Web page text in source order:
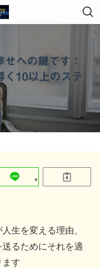
せへの鍵です：
く10以上のステ
生を変える理由、
るためにそれを適
ます